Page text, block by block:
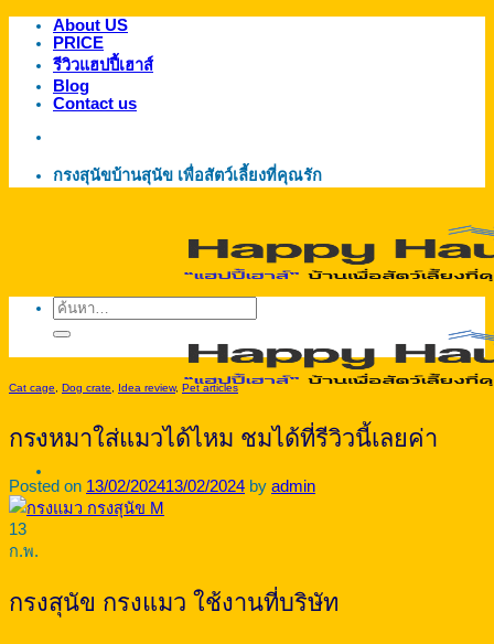
ข้าม
เนื้อหา
About US
PRICE
รีวิวแฮปปี้เฮาส์
Blog
Contact us
กรงสุนัขบ้านสุนัข เพื่อสัตว์เลี้ยงที่คุณรัก
ค้นหา:
Cat cage, Dog crate, Idea review, Pet articles
กรงหมาใส่แมวได้ไหม ชมได้ที่รีวิวนี้เลยค่า
Posted on 13/02/202413/02/2024 by admin
13
ก.พ.
กรงสุนัข กรงแมว ใช้งานที่บริษัท